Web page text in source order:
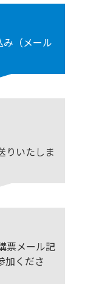
み（メール
りいたしま
票メール記
加くださ